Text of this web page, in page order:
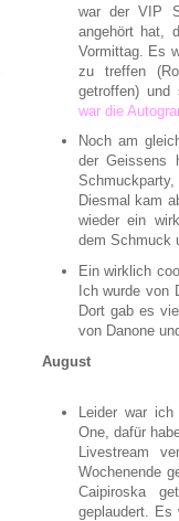
war der VIP
angehört hat,
Vormittag. Es
zu treffen
getroffen) und
war die
Noch am
der Geissens
Schmuckparty,
Diesmal kam
wieder ein
dem Schmuck
Ein wirklich
Ich wurde von
Dort gab es
von Danone
August
Leider war
One, dafür
Livestream
Wochenende
Caipiroska
geplaudert.